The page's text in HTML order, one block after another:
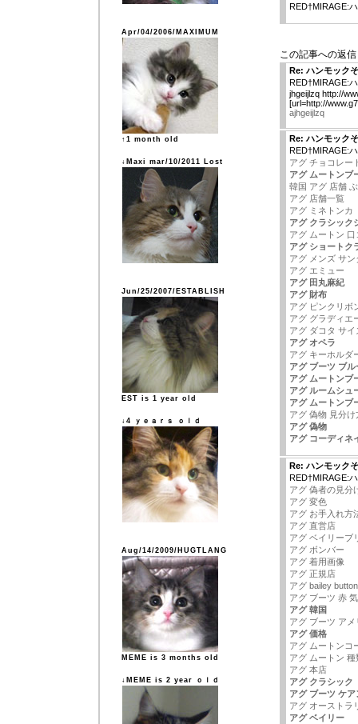
Apr/04/2006/MAXIMUM
↑1 month old
↓Maxi mar/10/2011 Lost
Jun/25/2007/ESTABLISH
EST is 1 year old
↓4 ｙｅａｒｓ ｏｌｄ
Aug/14/2009/HUGTLANG
MEME is 3 months old
↓MEME is 2 year ｏｌｄ
RED†MIRAGE:
この記事への返信
Re: ハンモック
RED†MIRAGE:
jhgeijlzq http://
[url=http://
ajhgeijlzq
Re: ハンモック
RED†MIRAGE:
アグ チョコレー
アグ ムートンブ
韓国 アグ 店舗 ぶ
アグ 店舗一覧
アグ ミネトンカ
アグ クラシック
アグ ムートン 口
アグ ショートク
アグ メンズ サン
アグ エミュー
アグ 田丸麻紀
アグ 財布
アグ ピンクリボ
アグ グラディエ
アグ ダコタ サイ
アグ オペラ
アグ キーホルダ
アグ ブーツ ブル
アグ ムートンブ
アグ ルームシュ
アグ ムートンブ
アグ 偽物 見分け
アグ 偽物
アグ コーディネ
Re: ハンモック
RED†MIRAGE:
アグ 偽者の見分
アグ 変色
アグ お手入れ方
アグ 直営店
アグ ベイリーブ
アグ ボンバー
アグ 着用画像
アグ 正規店
アグ bailey button
アグ ブーツ 赤 気
アグ 韓国
アグ ブーツ アメ
アグ 価格
アグ ムートンコ
アグ ムートン 種
アグ 本店
アグ クラシック
アグ ブーツ ケア
アグ オーストラ
アグ ベイリー